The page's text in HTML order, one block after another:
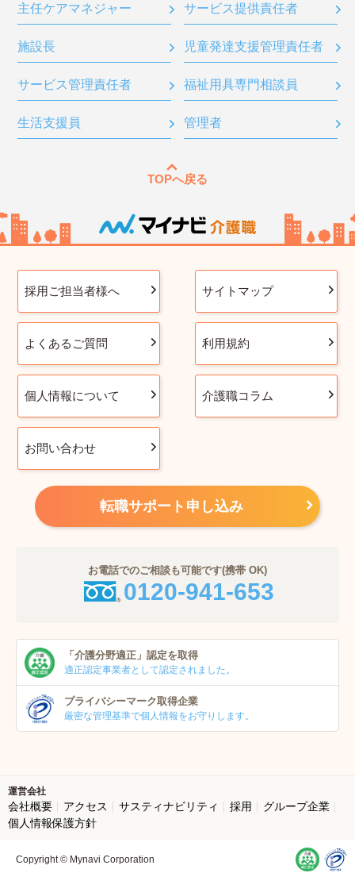
主任ケアマネジャー サービス提供責任者
施設長 児童発達支援管理責任者
サービス管理責任者 福祉用具専門相談員
生活支援員 管理者
TOPへ戻る
採用ご担当者様へ サイトマップ
よくあるご質問 利用規約
個人情報について 介護職コラム
お問い合わせ
転職サポート申し込み
お電話でのご相談も可能です(携帯 OK)
0120-941-653
「介護分野適正」 認定を取得
適正認定事業者として認定されました。
プライバシーマーク取得企業
厳密な管理基準で個人情報をお守りします。
運営会社
会社概要 アクセス サスティナビリティ 採用
グループ企業
個人情報保護方針
Copyright © Mynavi Corporation